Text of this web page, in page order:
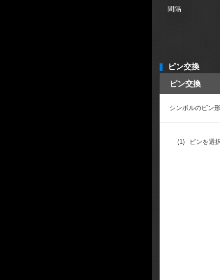
間隔
ピン交換
ピン交換
シンボルのピン
(1) ピンを選